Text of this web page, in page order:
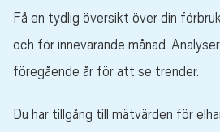
Få en tydlig översikt över din
och för innevarande månad.
föregående år för att se trender.
Du har tillgång till mätvärden för